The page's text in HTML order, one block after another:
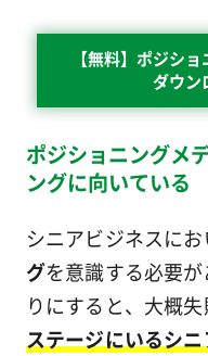
【無料】ポジシ
ダウン
ポジショニングメ
ングに向いている
シニアビジネスに
グを意識する必要
りにすると、大概失
ステージにいるシ